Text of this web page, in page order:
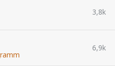
3,8k
6,9k